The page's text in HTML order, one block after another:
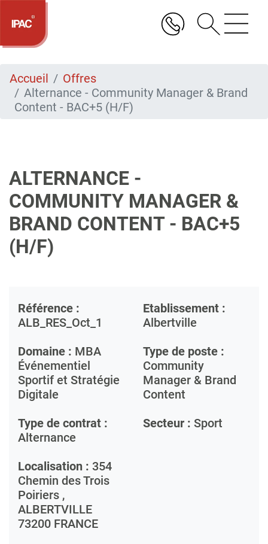
Aller
contenu
Accueil
Offres
Alternance - Community Manager & Brand
Content - BAC+5 (H/F)
ALTERNANCE -
COMMUNITY MANAGER &
BRAND CONTENT - BAC+5
(H/F)
Référence :
ALB_RES_Oct_1
Etablissement :
Albertville
Domaine : MBA
Événementiel
Sportif et Stratégie
Digitale
Type de poste :
Community
Manager & Brand
Content
Type de contrat :
Alternance
Secteur : Sport
Localisation : 354
Chemin des Trois
Poiriers ,
ALBERTVILLE
73200 FRANCE